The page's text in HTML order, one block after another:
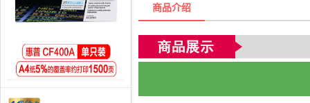
商品介绍